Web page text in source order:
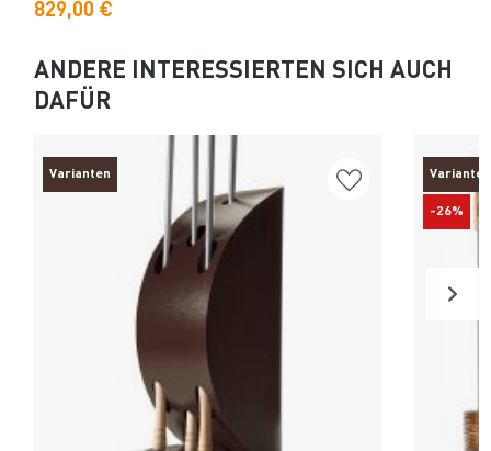
829,00 €
ANDERE INTERESSIERTEN SICH AUCH
DAFÜR
Varianten Varianten
-26%